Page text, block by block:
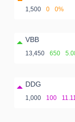
1,500 0 0%
VBB
13,450 650
DDG
1,000 100